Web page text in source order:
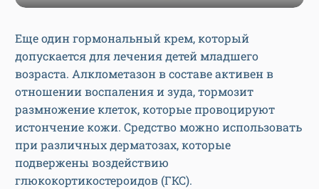
Еще один гормональный крем, который
допускается для лечения детей младшего
возраста. Алклометазон в составе активен в
отношении воспаления и зуда, тормозит
размножение клеток, которые провоцируют
истончение кожи. Средство можно использовать
при различных дерматозах, которые
подвержены воздействию
глюкокортикостероидов (ГКС).